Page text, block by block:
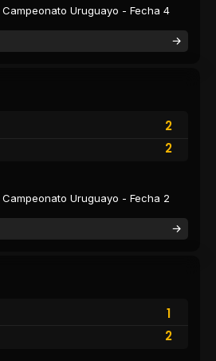
Uruguayo - Fecha 4
2
2
Uruguayo - Fecha 2
1
2